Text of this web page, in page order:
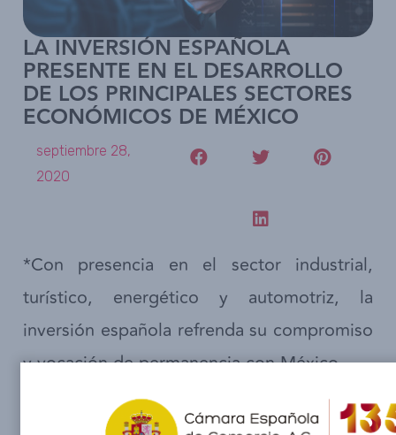
LA INVERSIÓN ESPAÑOLA
PRESENTE EN EL DESARROLLO
DE LOS PRINCIPALES SECTORES
ECONÓMICOS DE MÉXICO
septiembre 28,
2020
*Con presencia en el sector industrial,
turístico, energético y automotriz, la
inversión española refrenda su compromiso
y vocación de permanencia con México.